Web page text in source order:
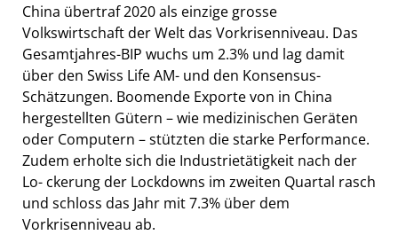
China übertraf 2020 als einzige grosse
Volkswirtschaft der Welt das Vorkrisenniveau. Das
Gesamtjahres-BIP wuchs um 2.3% und lag damit
über den Swiss Life AM- und den Konsensus-
Schätzungen. Boomende Exporte von in China
hergestellten Gütern – wie medizinischen Geräten
oder Computern – stützten die starke Performance.
Zudem erholte sich die Industrietätigkeit nach der
Lo- ckerung der Lockdowns im zweiten Quartal rasch
und schloss das Jahr mit 7.3% über dem
Vorkrisenniveau ab.